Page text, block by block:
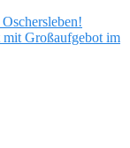
Großaufgebot im